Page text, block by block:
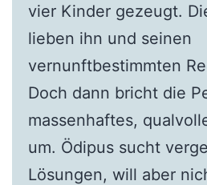
vier Kinder gezeugt.
lieben ihn und seinen
vernunftbestimmten
Doch dann bricht die
massenhaftes,
um. Ödipus sucht
Lösungen, will aber